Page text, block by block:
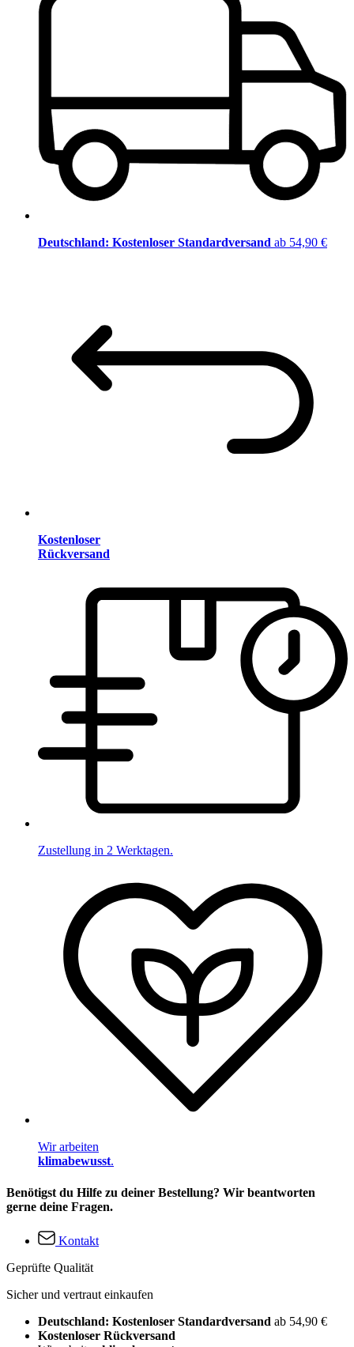
Deutschland: Kostenloser Standardversand ab 54,90 €
Kostenloser
Rückversand
Zustellung in 2 Werktagen.
Wir arbeiten
klimabewusst.
Benötigst du Hilfe zu deiner Bestellung? Wir beantworten
gerne deine Fragen.
Kontakt
Geprüfte Qualität
Sicher und vertraut einkaufen
Deutschland: Kostenloser Standardversand ab 54,90 €
Kostenloser Rückversand